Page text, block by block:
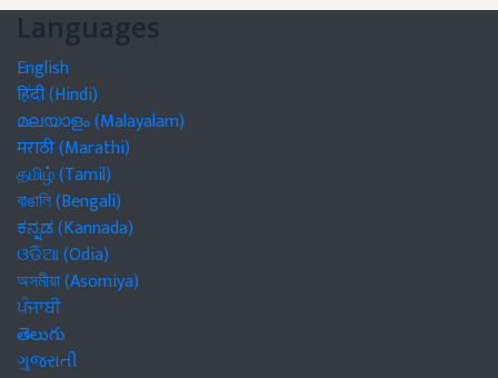
Languages
English
हिंदी (Hindi)
മലയാളം (Malayalam)
मराठी (Marathi)
தமிழ் (Tamil)
বাঙালি (Bengali)
ಕನ್ನಡ (Kannada)
ଓଡିଆ (Odia)
অসমীয়া (Asomiya)
ਪੰਜਾਬੀ
తెలుగు
ગુજરાતી